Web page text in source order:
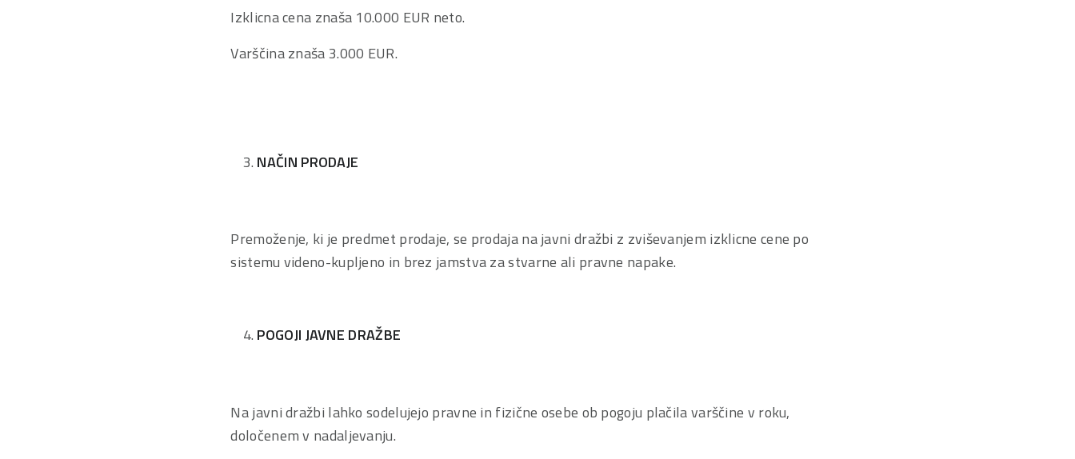
Izklicna cena znaša 10.000 EUR neto.
Varščina znaša 3.000 EUR.
NAČIN PRODAJE
Premoženje, ki je predmet prodaje, se prodaja na javni dražbi z zviševanjem izklicne cene po
sistemu videno-kupljeno in brez jamstva za stvarne ali pravne napake.
POGOJI JAVNE DRAŽBE
Na javni dražbi lahko sodelujejo pravne in fizične osebe ob pogoju plačila varščine v roku,
določenem v nadaljevanju.